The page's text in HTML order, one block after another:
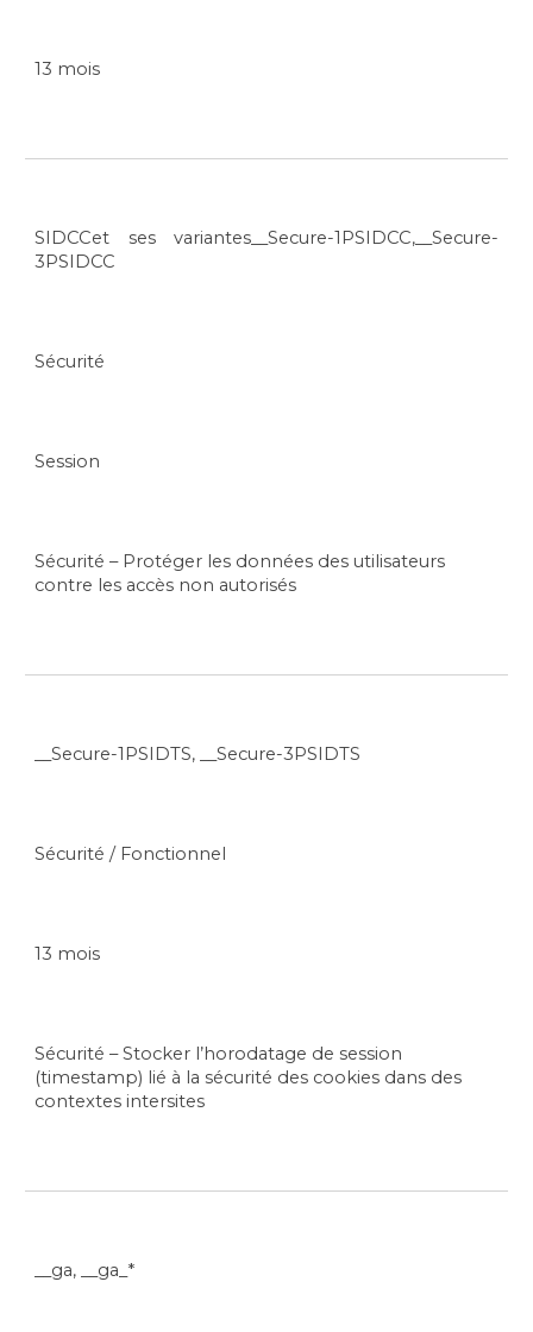
13 mois
SIDCCet ses variantes__Secure-1PSIDCC,__Secure-
3PSIDCC
Sécurité
Session
Sécurité – Protéger les données des utilisateurs
contre les accès non autorisés
__Secure-1PSIDTS, __Secure-3PSIDTS
Sécurité / Fonctionnel
13 mois
Sécurité – Stocker l’horodatage de session
(timestamp) lié à la sécurité des cookies dans des
contextes intersites
__ga, __ga_*